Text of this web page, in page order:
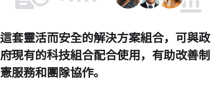
這套靈活而安全的解決方案組合，可與政
府現有的科技組合配合使用，有助改善制
憲服務和團隊協作。